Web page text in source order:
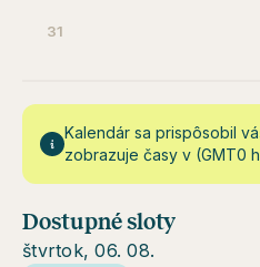
31
Kalendár sa prispôsobil
zobrazuje časy v (GMT0
Dostupné sloty
štvrtok, 06. 08.